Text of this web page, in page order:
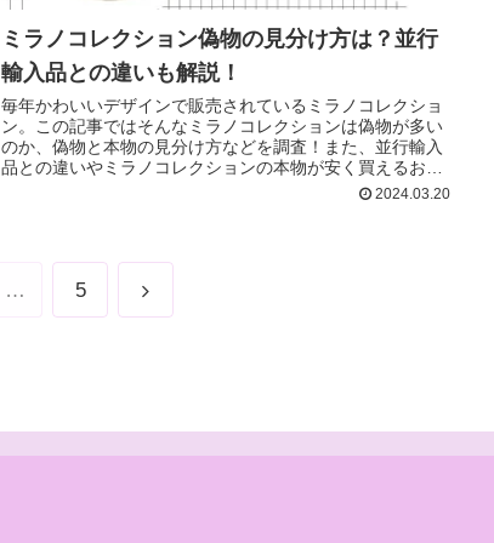
ミラノコレクション偽物の見分け方は？並行
輸入品との違いも解説！
毎年かわいいデザインで販売されているミラノコレクショ
ン。この記事ではそんなミラノコレクションは偽物が多い
のか、偽物と本物の見分け方などを調査！また、並行輸入
品との違いやミラノコレクションの本物が安く買えるおす
2024.03.20
… 5